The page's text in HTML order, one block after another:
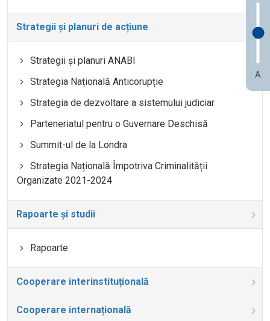
A
Strategii și planuri de acțiune
Strategii și planuri ANABI
Strategia Națională Anticorupție
Strategia de dezvoltare a sistemului judiciar
Parteneriatul pentru o Guvernare Deschisă
Summit-ul de la Londra
Strategia Națională Împotriva Criminalității
Organizate 2021-2024
Rapoarte și studii
Rapoarte
Cooperare interinstituțională
Cooperare internațională